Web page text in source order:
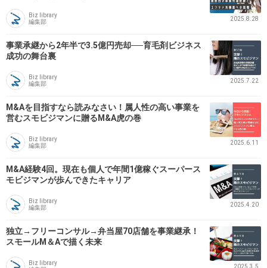
Biz library
編集部
2025.8.28
事業承継から2年半で3.5億円売却──育毛剤ビジネス
成功の舞台裏
Biz library
編集部
2025.7.22
M&Aを目指すなら読みなさい！属人性の高い事業を
営むスモビジマンに贈るM&A虎の巻
Biz library
編集部
2025.6.11
M&A経験4回。現在も個人で年間1億稼ぐスーパース
モビジマンが歩んできたキャリア
Biz library
編集部
2025.4.20
独立→フリーコンサル→弁当屋70店舗を事業継承！
スモールM＆Aで描く未来
Biz library